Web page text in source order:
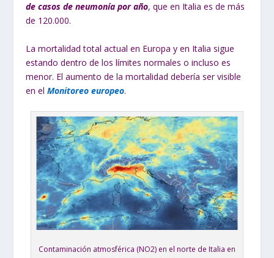
de casos de neumonía por año, que en Italia es de más
de 120.000.
La mortalidad total actual en Europa y en Italia sigue
estando dentro de los límites normales o incluso es
menor. El aumento de la mortalidad debería ser visible
en elMonitoreo europeo.
Contaminación atmosférica (NO2) en el norte de Italia en